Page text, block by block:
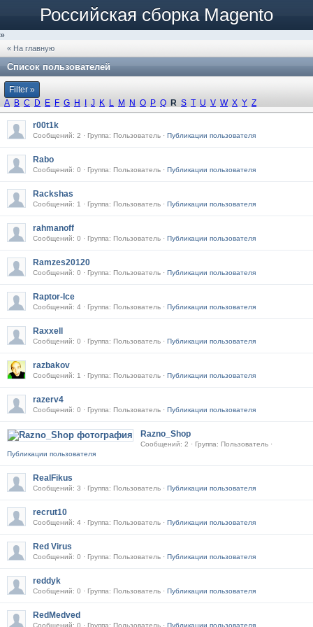
Российская сборка Magento
»
« На главную
Список пользователей
Filter »
A B C D E F G H J K L M N O P Q R S T U V W X Y Z
r00t1k
Сообщений: 2 · Группа: Пользователь · Публикации пользователя
Rabo
Сообщений: 0 · Группа: Пользователь · Публикации пользователя
Rackshas
Сообщений: 1 · Группа: Пользователь · Публикации пользователя
rahmanoff
Сообщений: 0 · Группа: Пользователь · Публикации пользователя
Ramzes20120
Сообщений: 0 · Группа: Пользователь · Публикации пользователя
Raptor-Ice
Сообщений: 4 · Группа: Пользователь · Публикации пользователя
Raxxell
Сообщений: 0 · Группа: Пользователь · Публикации пользователя
razbakov
Сообщений: 1 · Группа: Пользователь · Публикации пользователя
razerv4
Сообщений: 0 · Группа: Пользователь · Публикации пользователя
Razno_Shop
Сообщений: 2 · Группа: Пользователь ·
Публикации пользователя
RealFikus
Сообщений: 3 · Группа: Пользователь · Публикации пользователя
recrut10
Сообщений: 4 · Группа: Пользователь · Публикации пользователя
Red Virus
Сообщений: 0 · Группа: Пользователь · Публикации пользователя
reddyk
Сообщений: 0 · Группа: Пользователь · Публикации пользователя
RedMedved
Сообщений: 0 · Группа: Пользователь · Публикации пользователя